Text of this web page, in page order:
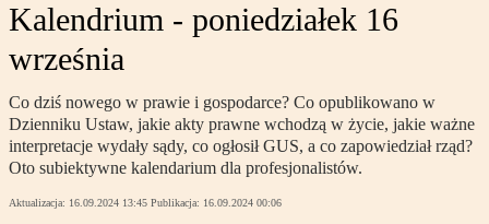
Kalendrium - poniedziałek 16
września
Co dziś nowego w prawie i gospodarce? Co opublikowano w
Dzienniku Ustaw, jakie akty prawne wchodzą w życie, jakie ważne
interpretacje wydały sądy, co ogłosił GUS, a co zapowiedział rząd?
Oto subiektywne kalendarium dla profesjonalistów.
Aktualizacja: 16.09.2024 13:45 Publikacja: 16.09.2024 00:06